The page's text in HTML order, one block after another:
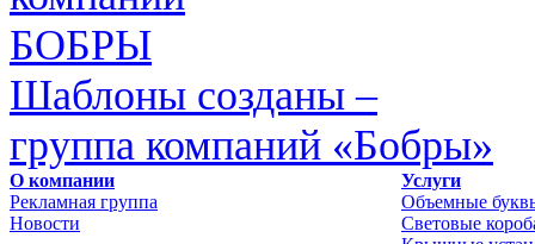
Шаблоны созданы –
группа компаний «Бобры»
О компании
Рекламная группа
Новости
Услуги
Объемные
Световые